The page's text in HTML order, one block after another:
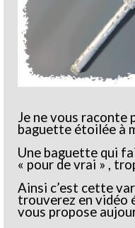
Je ne vous raconte
baguette étoilée à
Une baguette qui
« pour de vrai » ,
Ainsi c’est cette
trouverez en vidéo
vous propose